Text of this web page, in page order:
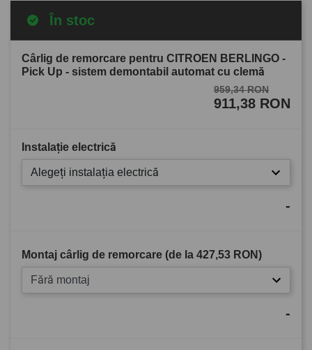
În stoc
Cârlig de remorcare pentru CITROEN BERLINGO -
Pick Up - sistem demontabil automat cu clemă
959,34 RON
911,38 RON
Instalație electrică
Alegeți instalația electrică
-
Montaj cârlig de remorcare (de la 427,53 RON)
Fără montaj
-